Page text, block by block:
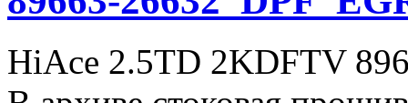
HiAce 2.5TD 2KDFTV